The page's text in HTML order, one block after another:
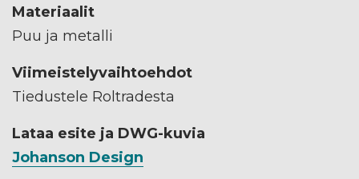
Materiaalit
Puu ja metalli
Viimeistelyvaihtoehdot
Tiedustele Roltradesta
Lataa esite ja DWG-kuvia
Johanson Design